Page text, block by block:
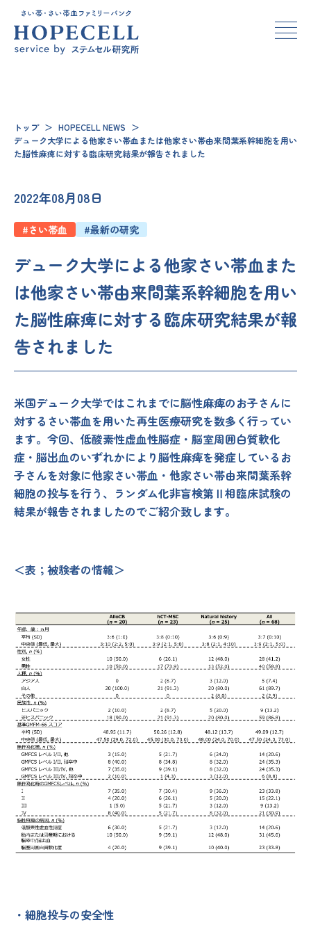
トップ ＞ HOPECELL NEWS ＞
デューク大学による他家さい帯血または他家さい帯由来間葉系幹細胞を用い
た脳性麻痺に対する臨床研究結果が報告されました
2022年08月08日
#さい帯血 #最新の研究
デューク大学による他家さい帯血また
は他家さい帯由来間葉系幹細胞を用い
た脳性麻痺に対する臨床研究結果が報
告されました
米国デューク大学ではこれまでに脳性麻痺のお子さんに
対するさい帯血を用いた再生医療研究を数多く行ってい
ます。今回、低酸素性虚血性脳症・脳室周囲白質軟化
症・脳出血のいずれかにより脳性麻痺を発症しているお
子さんを対象に他家さい帯血・他家さい帯由来間葉系幹
細胞の投与を行う、ランダム化非盲検第Ⅱ相臨床試験の
結果が報告されましたのでご紹介致します。
＜表；被験者の情報＞
・細胞投与の安全性